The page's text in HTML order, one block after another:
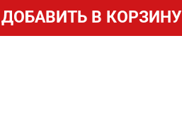
ДОБАВИТЬ В КОРЗИНУ